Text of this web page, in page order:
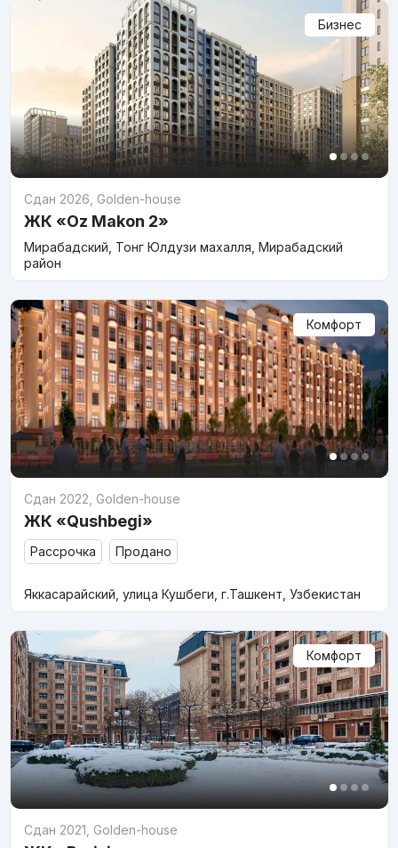
Бизнес
Сдан 2026 Golden-house
ЖК «Oz Makon 2»
Мирабадский, Тонг Юлдузи махалля, Мирабадский
район
Комфорт
Сдан 2022 Golden-house
ЖК «Qushbegi»
Рассрочка Продано
Яккасарайский, улица Кушбеги, г.Ташкент, Узбекистан
Комфорт
Сдан 2021 Golden-house